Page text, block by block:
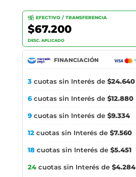
EFECTIVO / TRANSFERENCIA
$67.200
DESC. APLICADO
FINANCIACIÓN
3 cuotas sin Interés de $24.640
6cuotas sin Interés de $12.880
9 cuotas sin Interés de $9.334
12 cuotas sin Interés de $7.560
18 cuotas sin Interés de $5.451
24 cuotas sin Interés de $4.284